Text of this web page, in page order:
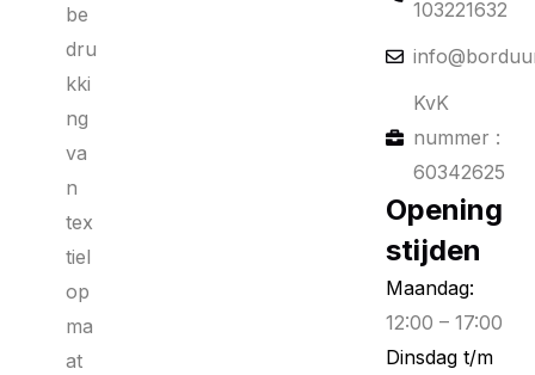
be
dru
kki
ng
va
n
tex
tiel
op
ma
at
103221632
KvK
nummer :
60342625
Opening
stijden
Maandag:
12:00 – 17:00
Dinsdag t/m